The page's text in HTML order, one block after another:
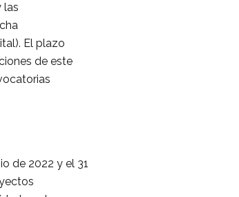
las
El plazo
de este
de 2022 y el 31